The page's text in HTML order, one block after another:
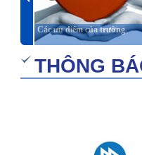
Các ưu điểm của trường
THÔNG